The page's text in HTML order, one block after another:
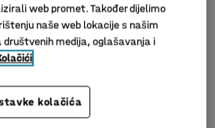
Sortiraj
web promet. Također dijelimo
naše web lokacije s našim
medija, oglašavanja i
kolačića